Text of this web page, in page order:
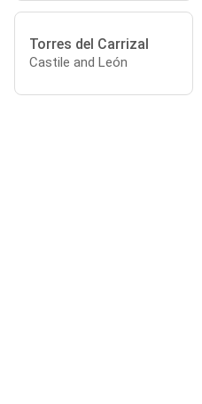
Torres del Carrizal
Castile and León